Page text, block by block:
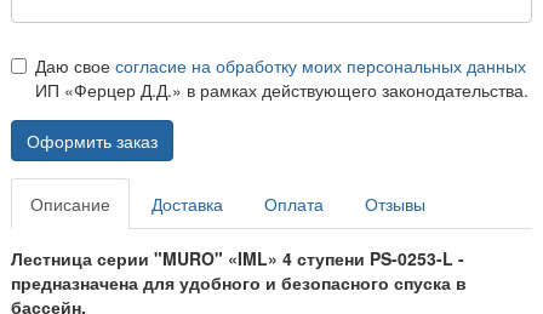
Даю свое согласие на обработку моих персональных данных
ИП «Ферцер Д.Д.» в рамках действующего законодательства.
Оформить заказ
Описание Доставка Оплата Отзывы
Лестница серии "MURO" «IML» 4 ступени PS-0253-L -
предназначена для удобного и безопасного спуска в
бассейн.